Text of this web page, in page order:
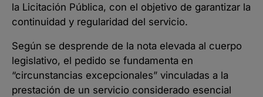
la Licitación Pública, con el objetivo de garantizar la
continuidad y regularidad del servicio.
Según se desprende de la nota elevada al cuerpo
legislativo, el pedido se fundamenta en
“circunstancias excepcionales” vinculadas a la
prestación de un servicio considerado esencial